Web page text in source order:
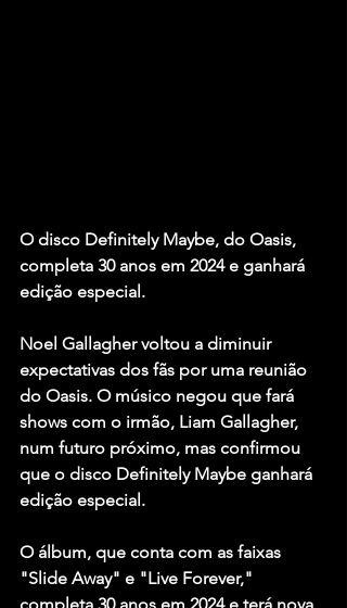
O disco Definitely Maybe, do Oasis,
completa 30 anos em 2024 e ganhará
edição especial.
Noel Gallagher voltou a diminuir
expectativas dos fãs por uma reunião
do Oasis. O músico negou que fará
shows com o irmão, Liam Gallagher,
num futuro próximo, mas confirmou
que o disco Definitely Maybe ganhará
edição especial.
O álbum, que conta com as faixas
"Slide Away" e "Live Forever,"